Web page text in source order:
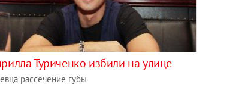
Туриченко избили на улице
рассечение губы